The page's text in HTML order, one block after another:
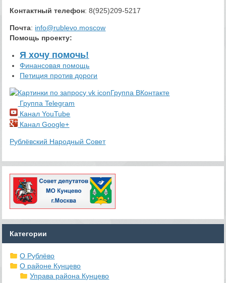
Контактный телефон: 8(925)209-5217
Почта: info@rublevo.moscow
Помощь проекту:
Я хочу помочь!
Финансовая помощь
Петиция против дороги
Группа ВКонтакте
Группа Telegram
Канал YouTube
Канал Google+
Рублёвский Народный Совет
Категории
О Рублёво
О районе Кунцево
Управа района Кунцево